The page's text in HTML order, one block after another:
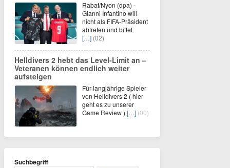
Rabat/Nyon (dpa) -
Gianni Infantino will
nicht als FIFA-Präsident
abtreten und bittet
[…] (02)
Helldivers 2 hebt das Level-Limit an –
Veteranen können endlich weiter
aufsteigen
Für langjährige Spieler
von Helldivers 2 ( hier
geht es zu unserer
Game Review ) […] (00)
Suchbegriff